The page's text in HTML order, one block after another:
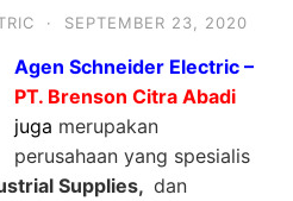
· SEPTEMBER 23, 2020
Agen Schneider Electric –
PT. Brenson Citra Abadi
juga merupakan
perusahaan yang spesialis
Supplies, dan